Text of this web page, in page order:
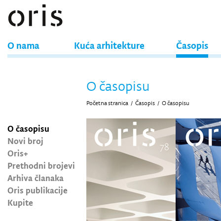
O nama Kuća arhitekture Časopis
O časopisu
Novi broj
Oris+
Prethodni brojevi
Arhiva članaka
Oris publikacije
Kupite
O časopisu
Početna stranica / Časopis / O časopisu